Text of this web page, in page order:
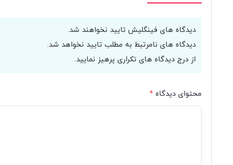
دیدگاه های فینگلیش تایید نخواهند شد.
دیدگاه های نامرتبط به مطلب تایید نخواهد شد.
از درج دیدگاه های تکراری پرهیز نمایید.
محتوای دیدگاه *